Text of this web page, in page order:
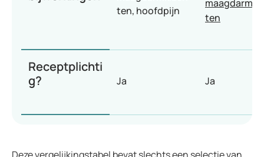
ten, hoofdpijn
ten
Receptplichti
g?
Ja Ja